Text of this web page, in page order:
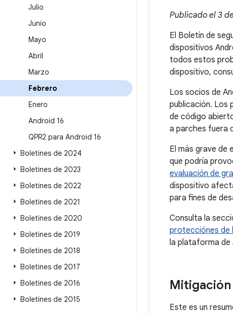
Julio
Junio
Mayo
Abril
Marzo
Febrero
Enero
Android 16
QPR2 para Android 16
Boletines de 2024
Boletines de 2023
Boletines de 2022
Boletines de 2021
Boletines de 2020
Boletines de 2019
Boletines de 2018
Boletines de 2017
Boletines de 2016
Boletines de 2015
Publicado el 3
El Boletín de
dispositivos
todos estos
dispositivo,
Los socios de
publicación. Los
de código
a parches fuera
El más grave de
que podría
evaluación de
dispositivo
para fines de
Consulta la
protecciónes de
la plataforma de
Este es un